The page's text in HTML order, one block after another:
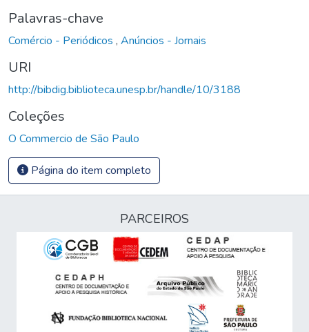
Palavras-chave
Comércio - Periódicos , Anúncios - Jornais
URI
http://bibdig.biblioteca.unesp.br/handle/10/3188
Coleções
O Commercio de São Paulo
Página do item completo
PARCEIROS